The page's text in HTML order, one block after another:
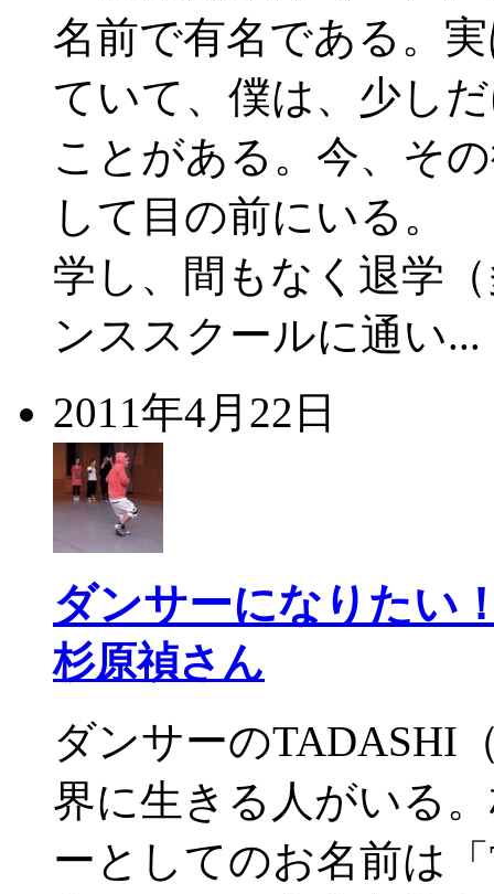
名前で有名である。
ていて、僕は、少し
ことがある。今、そ
して目の前にいる。
学し、間もなく退学
ンススクールに通
2011年4月22日
ダンサーになりたい
杉原禎さん
ダンサーの
界に生きる人がいる
ーとしてのお名前は